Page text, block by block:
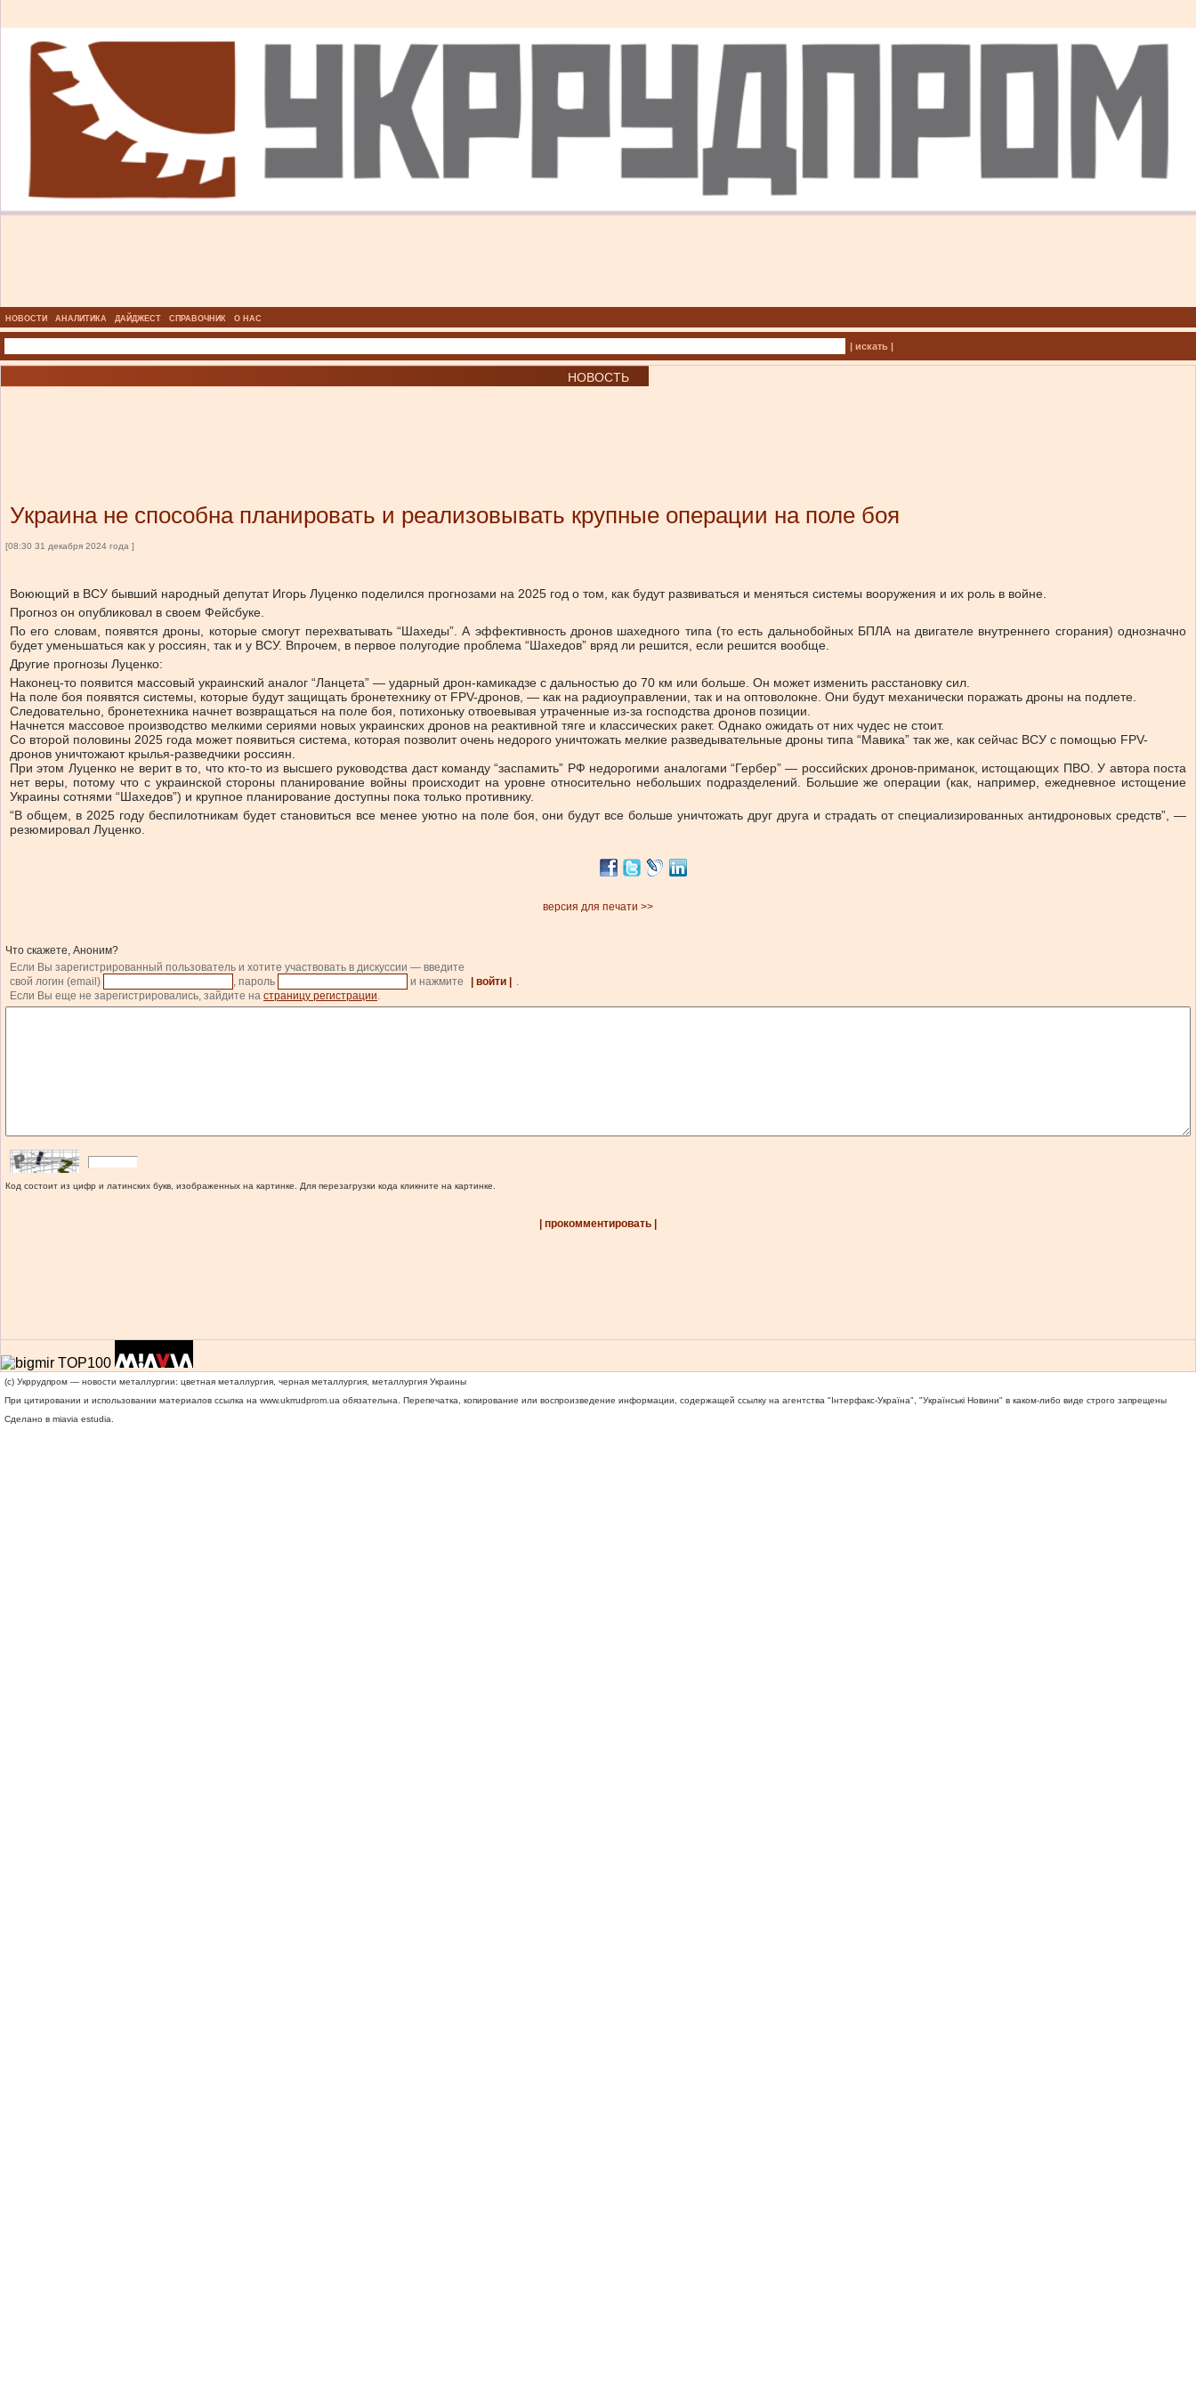
НОВОСТИ АНАЛИТИКА ДАЙДЖЕСТ СПРАВОЧНИК О НАС
| искать |
НОВОСТЬ
Украина не способна планировать и реализовывать крупные операции на поле боя
[08:30 31 декабря 2024 года ]
Воюющий в ВСУ бывший народный депутат Игорь Луценко поделился прогнозами на 2025 год о том, как будут развиваться и меняться системы вооружения и их роль в войне.
Прогноз он опубликовал в своем Фейсбуке.
По его словам, появятся дроны, которые смогут перехватывать “Шахеды”. А эффективность дронов шахедного типа (то есть дальнобойных БПЛА на двигателе внутреннего сгорания) однозначно
будет уменьшаться как у россиян, так и у ВСУ. Впрочем, в первое полугодие проблема “Шахедов” вряд ли решится, если решится вообще.
Другие прогнозы Луценко:
Наконец-то появится массовый украинский аналог “Ланцета” — ударный дрон-камикадзе с дальностью до 70 км или больше. Он может изменить расстановку сил.
На поле боя появятся системы, которые будут защищать бронетехнику от FPV-дронов, — как на радиоуправлении, так и на оптоволокне. Они будут механически поражать дроны на подлете.
Следовательно, бронетехника начнет возвращаться на поле боя, потихоньку отвоевывая утраченные из-за господства дронов позиции.
Начнется массовое производство мелкими сериями новых украинских дронов на реактивной тяге и классических ракет. Однако ожидать от них чудес не стоит.
Со второй половины 2025 года может появиться система, которая позволит очень недорого уничтожать мелкие разведывательные дроны типа “Мавика” так же, как сейчас ВСУ с помощью FPV-
дронов уничтожают крылья-разведчики россиян.
При этом Луценко не верит в то, что кто-то из высшего руководства даст команду “заспамить” РФ недорогими аналогами “Гербер” — российских дронов-приманок, истощающих ПВО. У автора поста
нет веры, потому что с украинской стороны планирование войны происходит на уровне относительно небольших подразделений. Большие же операции (как, например, ежедневное истощение
Украины сотнями “Шахедов”) и крупное планирование доступны пока только противнику.
“В общем, в 2025 году беспилотникам будет становиться все менее уютно на поле боя, они будут все больше уничтожать друг друга и страдать от специализированных антидроновых средств”, —
резюмировал Луценко.
версия для печати >>
Что скажете, Аноним?
Если Вы зарегистрированный пользователь и хотите участвовать в дискуссии — введите
свой логин (email)
, пароль и нажмите | войти |
.
Если Вы еще не зарегистрировались, зайдите на страницу регистрации.
Код состоит из цифр и латинских букв, изображенных на картинке. Для перезагрузки кода кликните на картинке.
| прокомментировать |
(c) Укррудпром — новости металлургии: цветная металлургия, черная металлургия, металлургия Украины
При цитировании и использовании материалов ссылка на www.ukrrudprom.ua обязательна. Перепечатка, копирование или воспроизведение информации, содержащей ссылку на агентства "Iнтерфакс-Україна", "Українськi Новини" в каком-либо виде строго запрещены
Сделано в miavia estudia.